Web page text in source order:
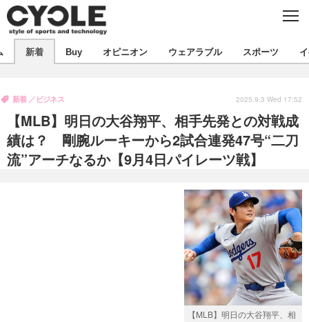
C
E
製品/用品
衣類
飲食
バックナンバー
コラム
インプレ
ボイス
デバイス
ビジネス
国内
海外
スポーツ
短信
まとめ
写真
イベント
スポーツ
文化
出版／映画
ファッション
写真
政治
新着 Buy オピニオン ウェアラブル スポーツ
【MLB】明日の大谷翔平、相手先発との対戦成
績は？ 剛腕ルーキーから2試合連発47号“二刀
流”アーチなるか【9月4日パイレーツ戦】
新着 ビジネス 2025.9.3 Wed 17:52
【MLB】明日の大谷翔平、相